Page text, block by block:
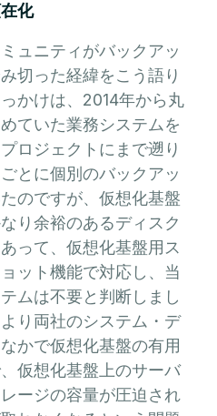
化
ュニティがバックアッ
切った経緯をこう語り
かけは、2014年から丸
ていた業務システムを
ロジェクトにまで遡り
とに個別のバックアッ
のですが、仮想化基盤
り余裕のあるディスク
って、仮想化基盤用ス
ット機能で対応し、当
ムは不要と判断しまし
り両社のシステム・デ
かで仮想化基盤の有用
仮想化基盤上のサーバ
ージの容量が圧迫され